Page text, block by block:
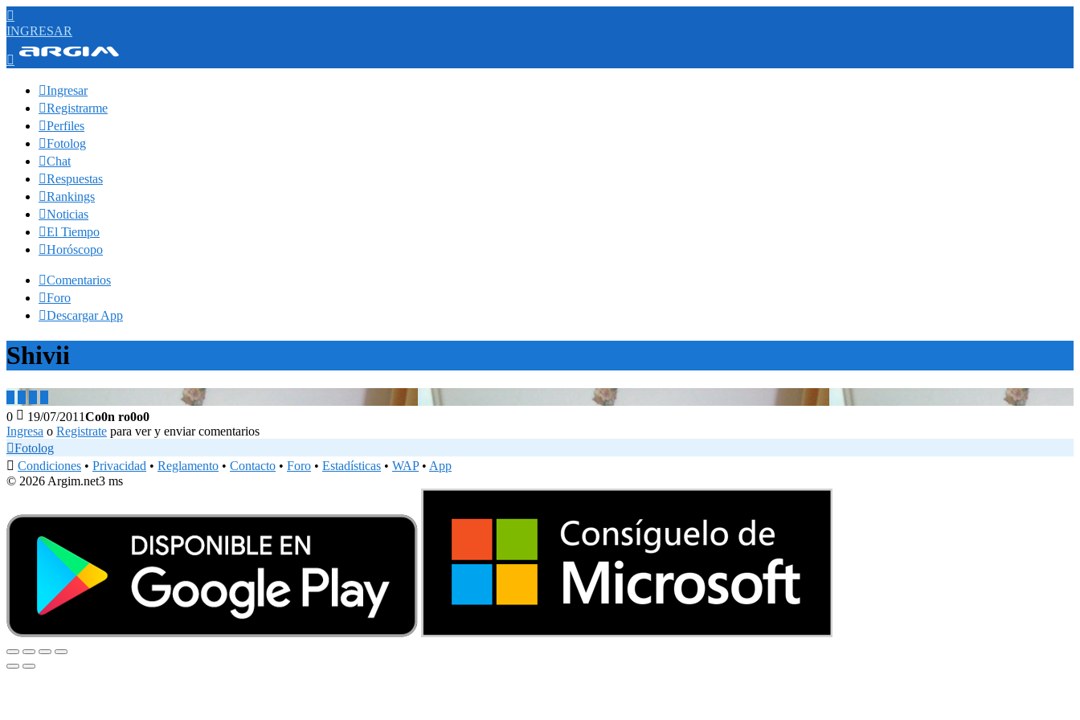

INGRESAR

Ingresar
Registrarme
Perfiles
Fotolog
Chat
Respuestas
Rankings
Noticias
El Tiempo
Horóscopo
Comentarios
Foro
Descargar App
Shivii
0  19/07/2011Co0n ro0o0
Ingresa o Registrate para ver y enviar comentarios
Fotolog
 Condiciones • Privacidad • Reglamento • Contacto • Foro • Estadísticas • WAP• App
© 2026 Argim.net3 ms